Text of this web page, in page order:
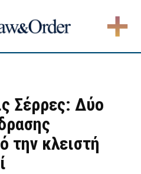
Σέρρες: Δύο
την κλειστή